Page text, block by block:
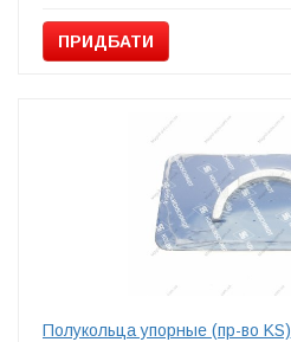
ПРИДБАТИ
Полукольца упорные (пр-во KS)